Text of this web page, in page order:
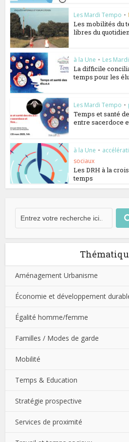
Les Mardi Tempo •
Les mobilités du
libres du quotidien
à la Une • Les
La difficile
temps pour les
Les Mardi Tempo •
Temps et santé
entre sacerdoce
à la Une •
sociaux
Les DRH à la
temps
Aménagement Urbanisme
Économie et développement
Égalité homme/femme
Familles / Modes de garde
Mobilité
Temps & Education
Stratégie prospective
Services de proximité